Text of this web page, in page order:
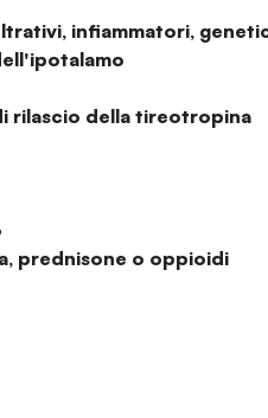
infiammatori,
rilascio della tireotropina
prednisone o oppioidi